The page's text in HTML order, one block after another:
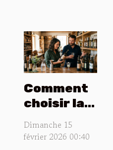
Comment
choisir la
meilleure
absinthe
Dimanche 15
février 2026 00:40